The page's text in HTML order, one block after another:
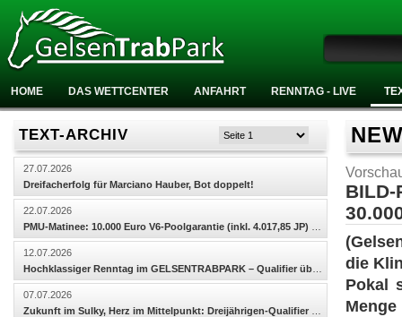
HOME DAS WETTCENTER ANFAHRT RENNTAG - LIVE
die
Pokal
TEXT-ARCHIV
27.07.2026
Dreifacherfolg für Marciano Hauber, Bot doppelt!
22.07.2026
PMU-Matinee: 10.000 Euro V6-Poolgarantie (inkl. 4.017,85 JP) und 2.500 Euro Poolgarantie in der Vier
12.07.2026
Hochklassiger Renntag im GELSENTRABPARK – Qualifier überzeugen, 4.017,85 Euro Jackpot in der V6-Wett
07.07.2026
Zukunft im Sulky, Herz im Mittelpunkt: Dreijährigen-Qualifier und For Children Living prägen den Ren